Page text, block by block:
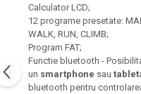
Calculator LCD;
12 programe presetate:
WALK, RUN, CLIMB;
Program FAT;
Functie bluetooth -
un smartphone sau tablet
bluetooth pentru